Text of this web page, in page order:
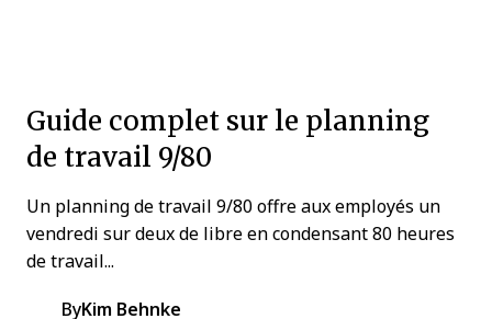
Guide complet sur le planning
de travail 9/80
Un planning de travail 9/80 offre aux employés un
vendredi sur deux de libre en condensant 80 heures
de travail...
ByKim Behnke